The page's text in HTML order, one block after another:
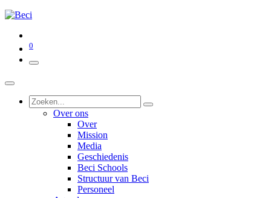
0
Over ons
Over
Mission
Media
Geschiedenis
Beci Schools
Structuur van Beci
Personeel